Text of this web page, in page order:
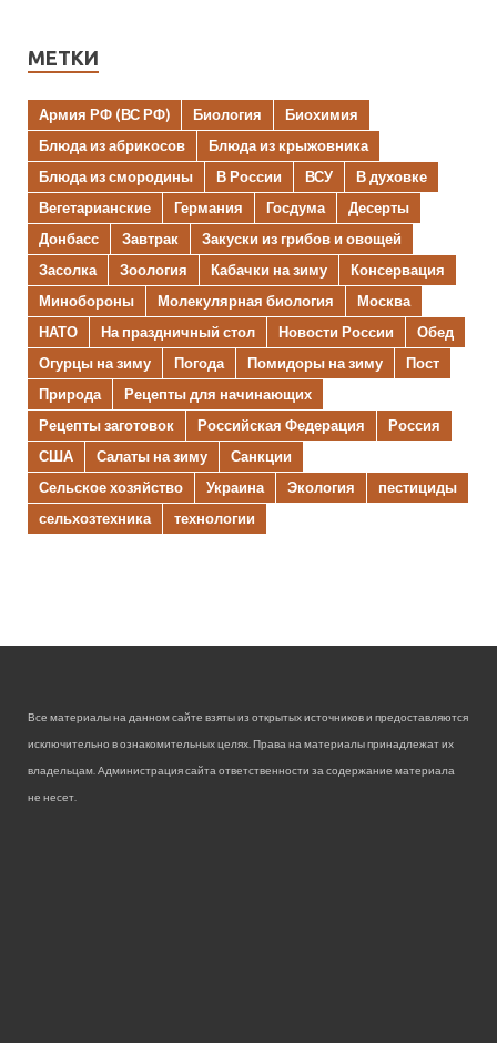
МЕТКИ
Армия РФ (ВС РФ) Биология
Биохимия
Блюда из абрикосов
Блюда из крыжовника
Блюда из смородины
В России ВСУ
В духовке
Вегетарианские
Германия Госдума
Десерты
Донбасс
Завтрак
Закуски из грибов и овощей
Засолка
Зоология Кабачки на зиму
Консервация
Минобороны
Молекулярная биология
Москва
НАТО
На праздничный стол Новости России
Обед
Огурцы на зиму
Погода Помидоры на зиму
Пост
Природа
Рецепты для начинающих
Рецепты заготовок
Российская Федерация
Россия
США
Салаты на зиму
Санкции
Сельское хозяйство
Украина Экология
пестициды
сельхозтехника
технологии
Все материалы на данном сайте взяты из открытых источников и предоставляются
исключительно в ознакомительных целях. Права на материалы принадлежат их
владельцам. Администрация сайта ответственности за содержание материала
не несет.